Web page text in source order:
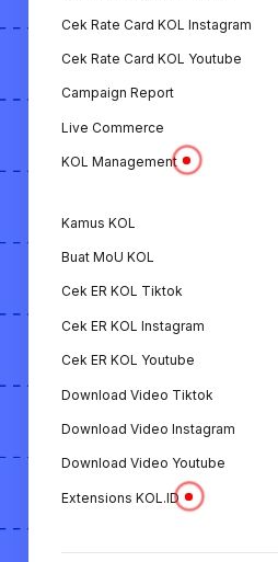
Cek Rate Card KOL Instagram
Cek Rate Card KOL Youtube
Campaign Report
Live Commerce
KOL Management
Kamus KOL
Buat MoU KOL
Cek ER KOL Tiktok
Cek ER KOL Instagram
Cek ER KOL Youtube
Download Video Tiktok
Download Video Instagram
Download Video Youtube
Extensions KOL.ID